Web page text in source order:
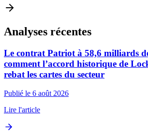
Analyses récentes
Le contrat Patriot à 58,6 milliards
comment l’accord historique de
rebat les cartes du secteur
Publié le 6 août 2026
Lire l'article